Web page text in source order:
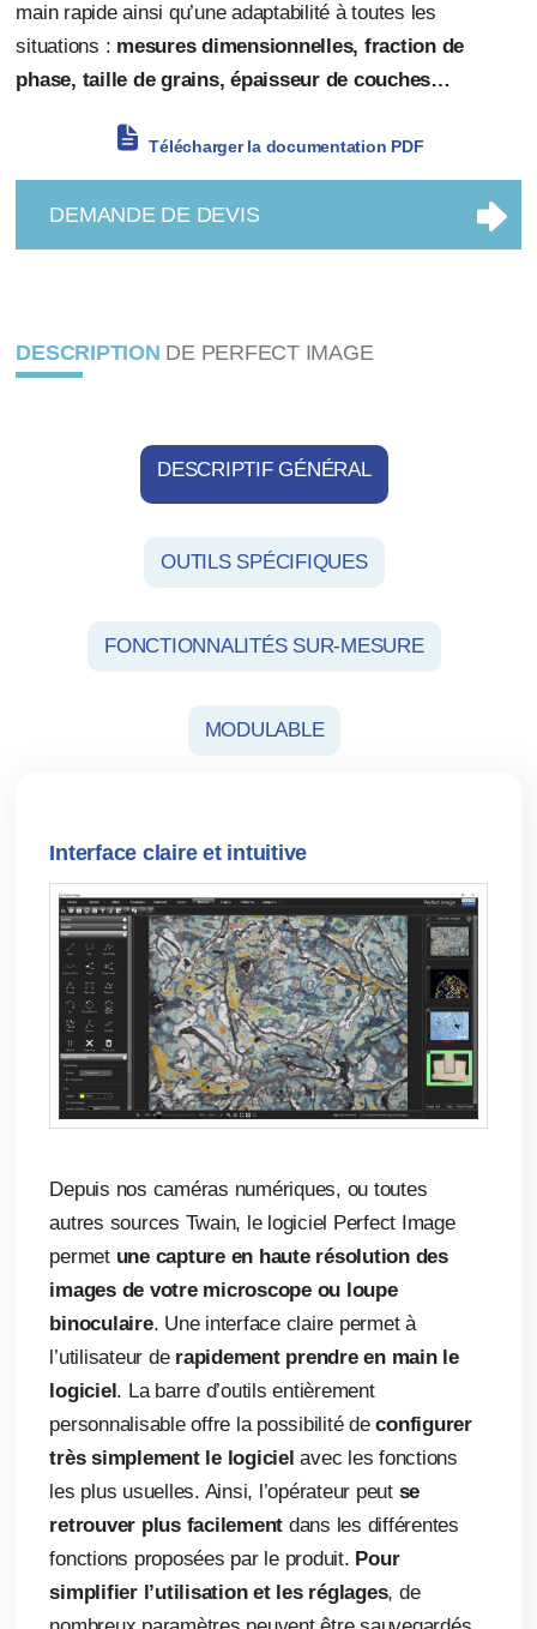
main rapide ainsi qu’une adaptabilité à toutes les
situations : mesures dimensionnelles, fraction de
phase, taille de grains, épaisseur de couches…
Télécharger la documentation PDF
DEMANDE DE DEVIS
DESCRIPTION DE PERFECT IMAGE
DESCRIPTIF GÉNÉRAL
OUTILS SPÉCIFIQUES
FONCTIONNALITÉS SUR-MESURE
MODULABLE
Interface claire et intuitive
Depuis nos caméras numériques, ou toutes
autres sources Twain, le logiciel Perfect Image
permet une capture en haute résolution des
images de votre microscope ou loupe
binoculaire. Une interface claire permet à
l’utilisateur de rapidement prendre en main le
logiciel. La barre d’outils entièrement
personnalisable offre la possibilité deconfigurer
très simplement le logiciel avec les fonctions
les plus usuelles. Ainsi, l’opérateur peut se
retrouver plus facilement dans les différentes
fonctions proposées par le produit. Pour
simplifier l’utilisation et les réglages, de